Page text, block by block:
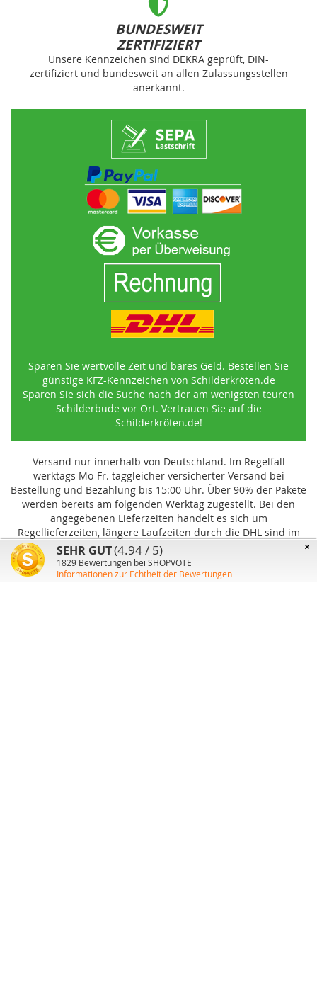
BUNDESWEIT
ZERTIFIZIERT
Unsere Kennzeichen sind DEKRA geprüft, DIN-
zertifiziert und bundesweit an allen Zulassungsstellen
anerkannt.
Sparen Sie wertvolle Zeit und bares Geld. Bestellen Sie
günstige KFZ-Kennzeichen von Schilderkröten.de
Sparen Sie sich die Suche nach der am wenigsten teuren
Schilderbude vor Ort. Vertrauen Sie auf die
Schilderkröten.de!
Versand nur innerhalb von Deutschland. Im Regelfall
werktags Mo-Fr. taggleicher versicherter Versand bei
Bestellung und Bezahlung bis 15:00 Uhr. Über 90% der Pakete
werden bereits am folgenden Werktag zugestellt. Bei den
angegebenen Lieferzeiten handelt es sich um
Regellieferzeiten, längere Laufzeiten durch die DHL sind im
Einzelfall möglich und können von uns nicht beeinflusst
werden.
×
SEHR GUT(4.94 / 5)
1829 Bewertungen bei SHOPVOTE
Informationen zur Echtheit der Bewertungen